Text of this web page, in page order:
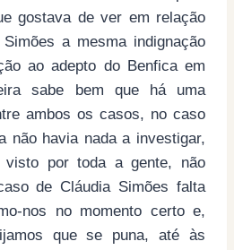
gostava de ver em relação
a mesma indignação
ao adepto do Benfica em
sabe bem que há uma
ambos os casos, no caso
não havia nada a investigar,
visto por toda a gente, não
de Cláudia Simões falta
nos no momento certo e,
que se puna, até às